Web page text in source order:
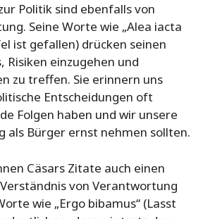
Politik sind ebenfalls von
Seine Worte wie „Alea iacta
ist gefallen) drücken seinen
Risiken einzugehen und
zu treffen. Sie erinnern uns
Entscheidungen oft
Folgen haben und wir unsere
als Bürger ernst nehmen sollten.
Cäsars Zitate auch einen
von Verantwortung
wie „Ergo bibamus“ (Lasst